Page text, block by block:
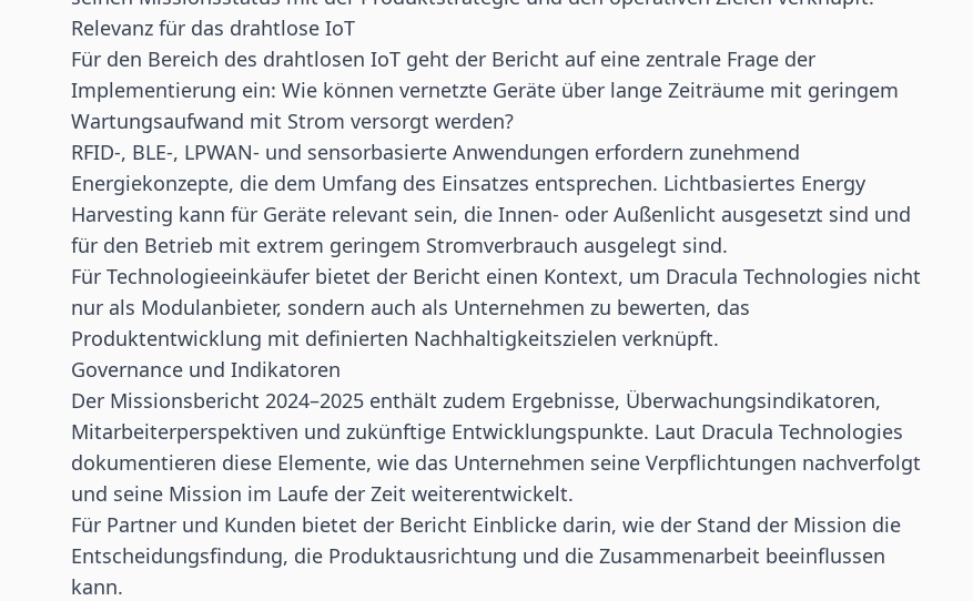
Relevanz für das drahtlose IoT
Für den Bereich des drahtlosen IoT geht der Bericht auf eine zentrale Frage der
Implementierung ein: Wie können vernetzte Geräte über lange Zeiträume mit geringem
Wartungsaufwand mit Strom versorgt werden?
RFID-, BLE-, LPWAN- und sensorbasierte Anwendungen erfordern zunehmend
Energiekonzepte, die dem Umfang des Einsatzes entsprechen. Lichtbasiertes Energy
Harvesting kann für Geräte relevant sein, die Innen- oder Außenlicht ausgesetzt sind und
für den Betrieb mit extrem geringem Stromverbrauch ausgelegt sind.
Für Technologieeinkäufer bietet der Bericht einen Kontext, um Dracula Technologies nicht
nur als Modulanbieter, sondern auch als Unternehmen zu bewerten, das
Produktentwicklung mit definierten Nachhaltigkeitszielen verknüpft.
Governance und Indikatoren
Der Missionsbericht 2024–2025 enthält zudem Ergebnisse, Überwachungsindikatoren,
Mitarbeiterperspektiven und zukünftige Entwicklungspunkte. Laut Dracula Technologies
dokumentieren diese Elemente, wie das Unternehmen seine Verpflichtungen nachverfolgt
und seine Mission im Laufe der Zeit weiterentwickelt.
Für Partner und Kunden bietet der Bericht Einblicke darin, wie der Stand der Mission die
Entscheidungsfindung, die Produktausrichtung und die Zusammenarbeit beeinflussen
kann.